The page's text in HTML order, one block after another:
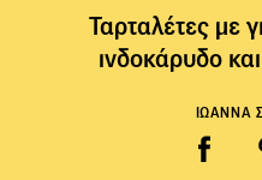
Ταρταλέτες με
ινδοκάρυδο
ΙΩΑΝΝΑ